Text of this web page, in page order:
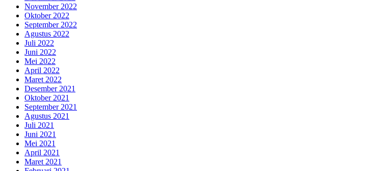
November 2022
Oktober 2022
September 2022
Agustus 2022
Juli 2022
Juni 2022
Mei 2022
April 2022
Maret 2022
Desember 2021
Oktober 2021
September 2021
Agustus 2021
Juli 2021
Juni 2021
Mei 2021
April 2021
Maret 2021